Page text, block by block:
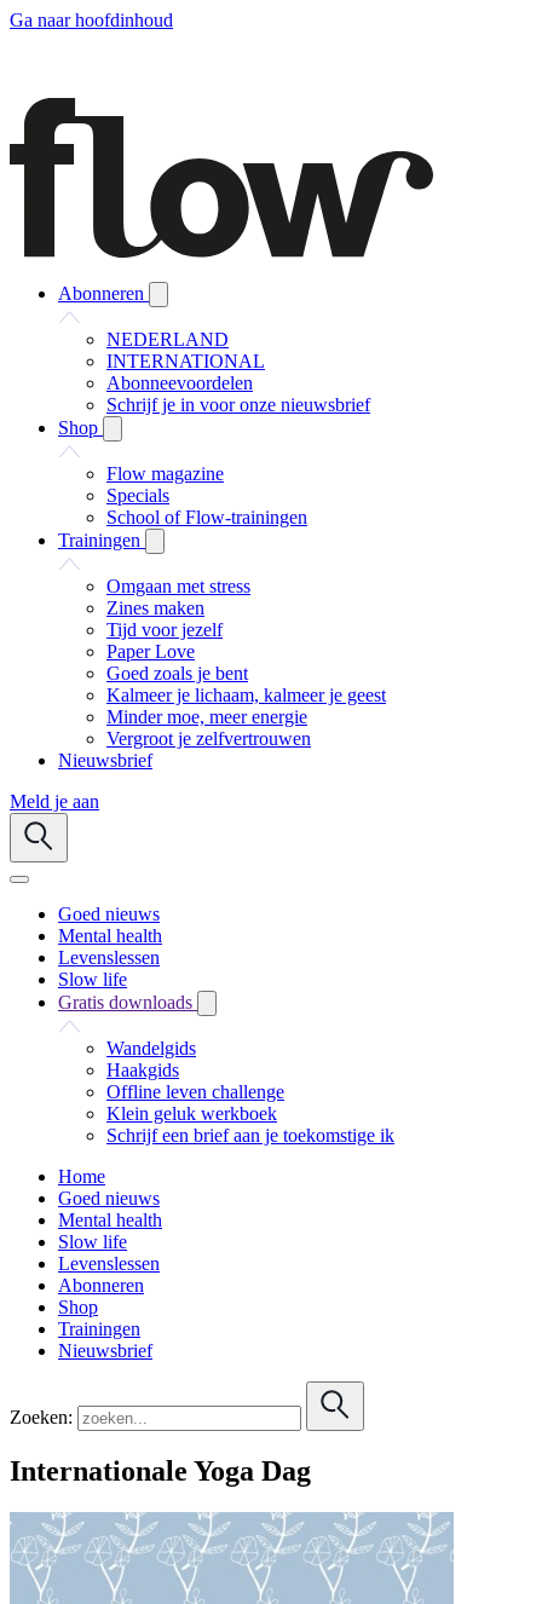
Ga naar hoofdinhoud
Abonneren
NEDERLAND
INTERNATIONAL
Abonneevoordelen
Schrijf je in voor onze nieuwsbrief
Shop
Flow magazine
Specials
School of Flow-trainingen
Trainingen
Omgaan met stress
Zines maken
Tijd voor jezelf
Paper Love
Goed zoals je bent
Kalmeer je lichaam, kalmeer je geest
Minder moe, meer energie
Vergroot je zelfvertrouwen
Nieuwsbrief
Meld je aan
Goed nieuws
Mental health
Levenslessen
Slow life
Gratis downloads
Wandelgids
Haakgids
Offline leven challenge
Klein geluk werkboek
Schrijf een brief aan je toekomstige ik
Home
Goed nieuws
Mental health
Slow life
Levenslessen
Abonneren
Shop
Trainingen
Nieuwsbrief
Zoeken:
Internationale Yoga Dag